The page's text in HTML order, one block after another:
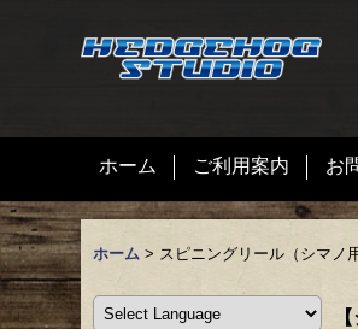
ホーム ご利用案内 お
ホーム > スピニングリール（シマノ